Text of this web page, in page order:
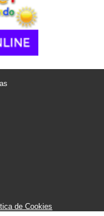
de Cookies